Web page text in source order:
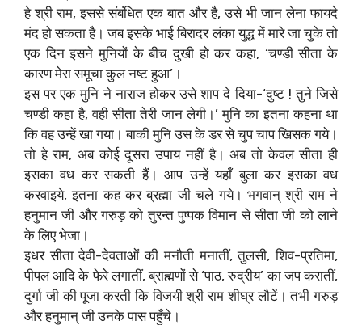
हे श्री राम, इससे संबंधित एक बात और है, उसे भी जान लेना फायदे
मंद हो सकता है। जब इसके भाई बिरादर लंका युद्ध में मारे जा चुके तो
एक दिन इसने मुनियों के बीच दुखी हो कर कहा, ‘चण्डी सीता के
कारण मेरा समूचा कुल नष्ट हुआ’।
इस पर एक मुनि ने नाराज होकर उसे शाप दे दिया-‘दुष्ट ! तुने जिसे
चण्डी कहा है, वही सीता तेरी जान लेगी।’ मुनि का इतना कहना था
कि वह उन्हें खा गया। बाकी मुनि उस के डर से चुप चाप खिसक गये।
तो हे राम, अब कोई दूसरा उपाय नहीं है। अब तो केवल सीता ही
इसका वध कर सकती हैं। आप उन्हें यहाँ बुला कर इसका वध
करवाइये, इतना कह कर ब्रह्मा जी चले गये। भगवान् श्री राम ने
हनुमान जी और गरुड़ को तुरन्त पुष्पक विमान से सीता जी को लाने
के लिए भेजा।
इधर सीता देवी-देवताओं की मनौती मनातीं, तुलसी, शिव-प्रतिमा,
पीपल आदि के फेरे लगातीं, ब्राह्मणों से ‘पाठ, रुद्रीय’ का जप करातीं,
दुर्गा जी की पूजा करती कि विजयी श्री राम शीघ्र लौटें। तभी गरुड़
और हनुमान् जी उनके पास पहुँचे।